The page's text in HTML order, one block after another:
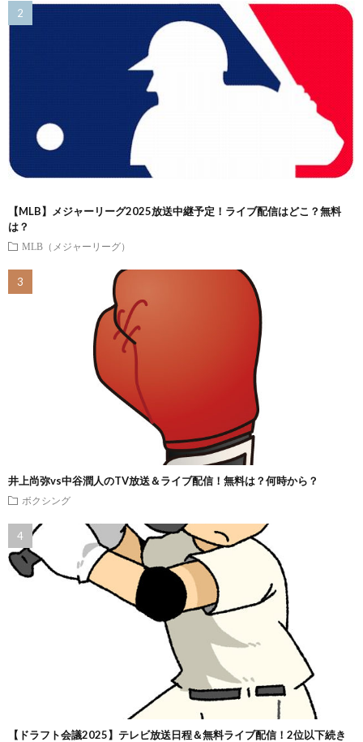
【MLB】メジャーリーグ2025放送中継予定！ライブ配信はどこ？無料
は？
MLB（メジャーリーグ）
井上尚弥vs中谷潤人のTV放送＆ライブ配信！無料は？何時から？
ボクシング
【ドラフト会議2025】テレビ放送日程＆無料ライブ配信！2位以下続き